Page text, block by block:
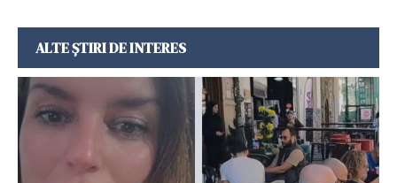
ALTE ȘTIRI DE INTERES